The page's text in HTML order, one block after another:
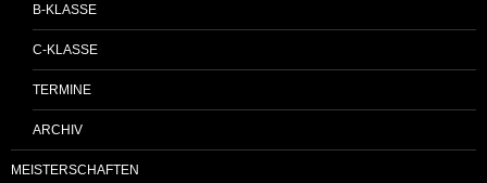
B-KLASSE
C-KLASSE
TERMINE
ARCHIV
MEISTERSCHAFTEN